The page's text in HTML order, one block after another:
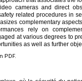
cameras and direct
related procedures in
complementary
rely on
at various degrees to
as well as further
PDF.